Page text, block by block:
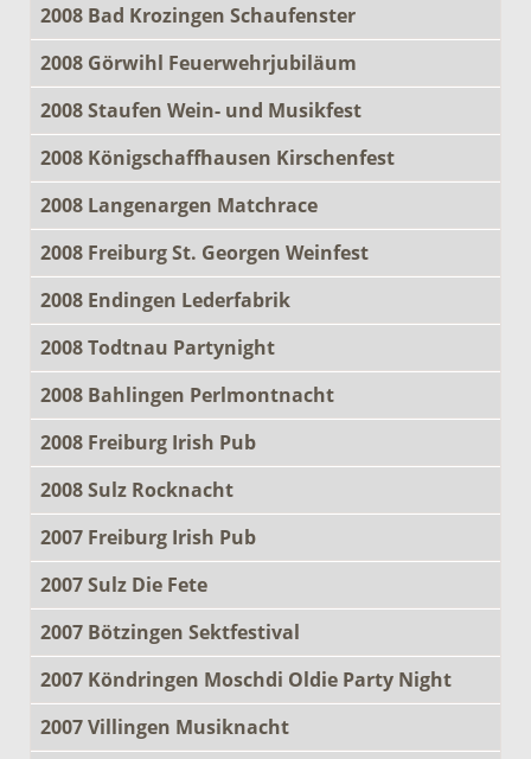
2008 Bad Krozingen Schaufenster
2008 Görwihl Feuerwehrjubiläum
2008 Staufen Wein- und Musikfest
2008 Königschaffhausen Kirschenfest
2008 Langenargen Matchrace
2008 Freiburg St. Georgen Weinfest
2008 Endingen Lederfabrik
2008 Todtnau Partynight
2008 Bahlingen Perlmontnacht
2008 Freiburg Irish Pub
2008 Sulz Rocknacht
2007 Freiburg Irish Pub
2007 Sulz Die Fete
2007 Bötzingen Sektfestival
2007 Köndringen Moschdi Oldie Party Night
2007 Villingen Musiknacht